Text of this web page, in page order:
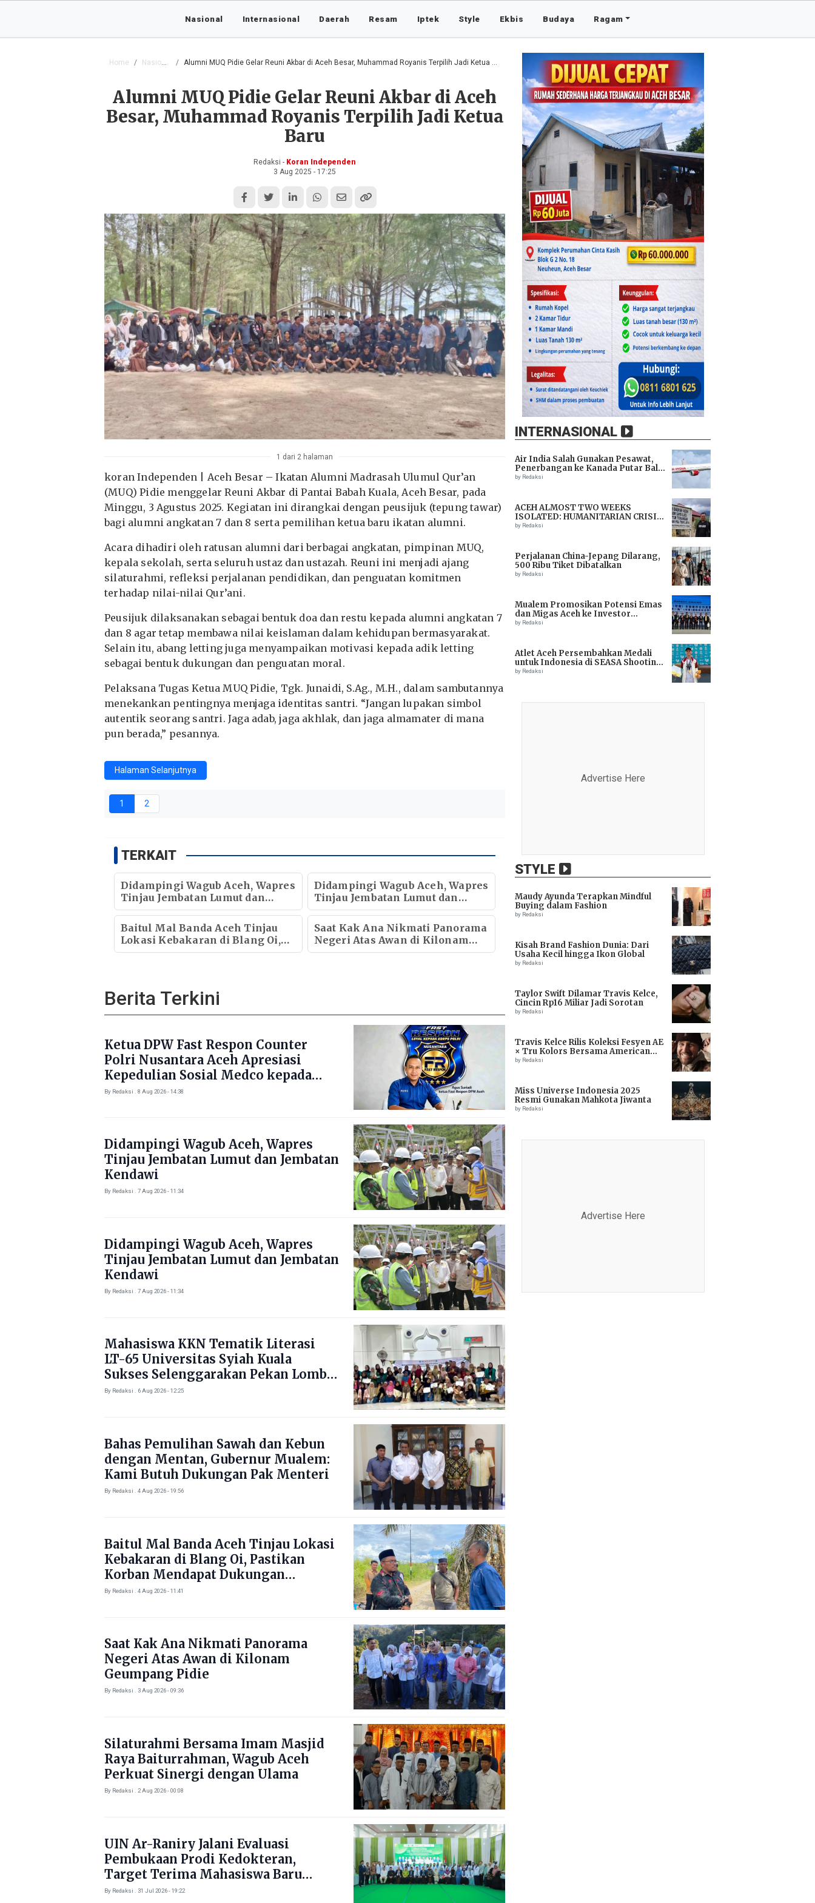
Nasional Internasional Daerah Resam Iptek Style Ekbis Budaya Ragam
Home Nasional Alumni MUQ Pidie Gelar Reuni Akbar di Aceh Besar, Muhammad Royanis Terpilih Jadi Ketua Baru
Alumni MUQ Pidie Gelar Reuni Akbar di Aceh
Besar, Muhammad Royanis Terpilih Jadi Ketua
Baru
Redaksi - Koran Independen
3 Aug 2025 - 17:25
1 dari 2 halaman
koran Independen | Aceh Besar – Ikatan Alumni Madrasah Ulumul Qur’an
(MUQ) Pidie menggelar Reuni Akbar di Pantai Babah Kuala, Aceh Besar, pada
Minggu, 3 Agustus 2025. Kegiatan ini dirangkai dengan peusijuk (tepung tawar)
bagi alumni angkatan 7 dan 8 serta pemilihan ketua baru ikatan alumni.
Acara dihadiri oleh ratusan alumni dari berbagai angkatan, pimpinan MUQ,
kepala sekolah, serta seluruh ustaz dan ustazah. Reuni ini menjadi ajang
silaturahmi, refleksi perjalanan pendidikan, dan penguatan komitmen
terhadap nilai-nilai Qur’ani.
Peusijuk dilaksanakan sebagai bentuk doa dan restu kepada alumni angkatan 7
dan 8 agar tetap membawa nilai keislaman dalam kehidupan bermasyarakat.
Selain itu, abang letting juga menyampaikan motivasi kepada adik letting
sebagai bentuk dukungan dan penguatan moral.
Pelaksana Tugas Ketua MUQ Pidie, Tgk. Junaidi, S.Ag., M.H., dalam sambutannya
menekankan pentingnya menjaga identitas santri. “Jangan lupakan simbol
autentik seorang santri. Jaga adab, jaga akhlak, dan jaga almamater di mana
pun berada,” pesannya.
Halaman Selanjutnya
1 2
TERKAIT
Didampingi Wagub Aceh, Wapres
Tinjau Jembatan Lumut dan
Jembatan Kendawi
Didampingi Wagub Aceh, Wapres
Tinjau Jembatan Lumut dan
Jembatan Kendawi
Baitul Mal Banda Aceh Tinjau
Lokasi Kebakaran di Blang Oi,
Pastikan Korban Mendapat
Saat Kak Ana Nikmati Panorama
Negeri Atas Awan di Kilonam
Geumpang Pidie
Berita Terkini
Ketua DPW Fast Respon Counter
Polri Nusantara Aceh Apresiasi
Kepedulian Sosial Medco kepada
Masyarakat Aceh Timur
By Redaksi . 8 Aug 2026 - 14:38
Didampingi Wagub Aceh, Wapres
Tinjau Jembatan Lumut dan Jembatan
Kendawi
By Redaksi . 7 Aug 2026 - 11:34
Didampingi Wagub Aceh, Wapres
Tinjau Jembatan Lumut dan Jembatan
Kendawi
By Redaksi . 7 Aug 2026 - 11:34
Mahasiswa KKN Tematik Literasi
LT-65 Universitas Syiah Kuala
Sukses Selenggarakan Pekan Lomba
Literasi di Gampong Rhieng Blang
By Redaksi . 6 Aug 2026 - 12:25
Bahas Pemulihan Sawah dan Kebun
dengan Mentan, Gubernur Mualem:
Kami Butuh Dukungan Pak Menteri
By Redaksi . 4 Aug 2026 - 19:56
Baitul Mal Banda Aceh Tinjau Lokasi
Kebakaran di Blang Oi, Pastikan
Korban Mendapat Dukungan
Kebutuhan Pokok
By Redaksi . 4 Aug 2026 - 11:41
Saat Kak Ana Nikmati Panorama
Negeri Atas Awan di Kilonam
Geumpang Pidie
By Redaksi . 3 Aug 2026 - 09:36
Silaturahmi Bersama Imam Masjid
Raya Baiturrahman, Wagub Aceh
Perkuat Sinergi dengan Ulama
By Redaksi . 2 Aug 2026 - 00:08
UIN Ar-Raniry Jalani Evaluasi
Pembukaan Prodi Kedokteran,
Target Terima Mahasiswa Baru
Tahun Ini
By Redaksi . 31 Jul 2026 - 19:22
INTERNASIONAL
Air India Salah Gunakan Pesawat,
Penerbangan ke Kanada Putar Balik
Setelah 9 Jam di Udara
by Redaksi
ACEH ALMOST TWO WEEKS
ISOLATED: HUMANITARIAN CRISIS
THREATENS LIVES, IMMEDIATE
by Redaksi
Perjalanan China-Jepang Dilarang,
500 Ribu Tiket Dibatalkan
by Redaksi
Mualem Promosikan Potensi Emas
dan Migas Aceh ke Investor
Tiongkok
by Redaksi
Atlet Aceh Persembahkan Medali
untuk Indonesia di SEASA Shooting
Championship 2025
by Redaksi
Advertise Here
STYLE
Maudy Ayunda Terapkan Mindful
Buying dalam Fashion
by Redaksi
Kisah Brand Fashion Dunia: Dari
Usaha Kecil hingga Ikon Global
by Redaksi
Taylor Swift Dilamar Travis Kelce,
Cincin Rp16 Miliar Jadi Sorotan
by Redaksi
Travis Kelce Rilis Koleksi Fesyen AE
× Tru Kolors Bersama American
Eagle
by Redaksi
Miss Universe Indonesia 2025
Resmi Gunakan Mahkota Jiwanta
by Redaksi
Advertise Here